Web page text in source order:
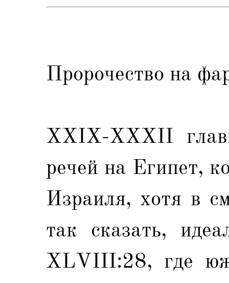
Пророчество на
XXIX-XXXII
речей на Египет,
Израиля, хотя в
так сказать,
XLVIII:28, где